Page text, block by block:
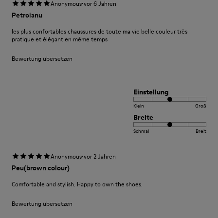
Anonymous·vor 6 Jahren
Petroianu
les plus confortables chaussures de toute ma vie belle couleur très
pratique et élégant en même temps
Bewertung übersetzen
Einstellung
Klein Groß
Breite
Schmal Breit
Anonymous·vor 2 Jahren
Peu(brown colour)
Comfortable and stylish. Happy to own the shoes.
Bewertung übersetzen